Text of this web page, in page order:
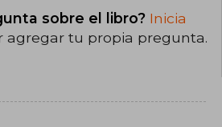
sobre el libro? Inicia
agregar tu propia pregunta.